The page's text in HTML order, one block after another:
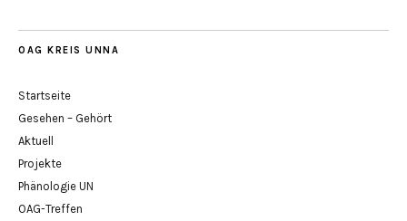
OAG KREIS UNNA
Startseite
Gesehen – Gehört
Aktuell
Projekte
Phänologie UN
OAG-Treffen